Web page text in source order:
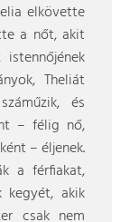
elkövette
a nőt, akit
Theliát
és
– félig nő,
– éljenek.
a férfiakat,
kegyét, akik
csak nem